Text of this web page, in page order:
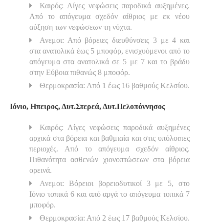
Καιρός: Λίγες νεφώσεις παροδικά αυξημένες.
Από το απόγευμα σχεδόν αίθριος με εκ νέου
αύξηση των νεφώσεων τη νύχτα.
Ανεμοι: Από βόρειες διευθύνσεις 3 με 4 και
στα ανατολικά έως 5 μποφόρ, ενισχυόμενοι από το
απόγευμα στα ανατολικά σε 5 με 7 και το βράδυ
στην Εύβοια πιθανώς 8 μποφόρ.
Θερμοκρασία: Από 1 έως 16 βαθμούς Κελσίου.
Ιόνιο, Ηπειρος, Δυτ.Στερεά, Δυτ.Πελοπόννησος
Καιρός: Λίγες νεφώσεις παροδικά αυξημένες
αρχικά στα βόρεια και βαθμιαία και στις υπόλοιπες
περιοχές. Από το απόγευμα σχεδόν αίθριος.
Πιθανότητα ασθενών χιονοπτώσεων στα βόρεια
ορεινά.
Ανεμοι: Βόρειοι βορειοδυτικοί 3 με 5, στο
Ιόνιο τοπικά 6 και από αργά το απόγευμα τοπικά 7
μποφόρ.
Θερμοκρασία: Από 2 έως 17 βαθμούς Κελσίου.